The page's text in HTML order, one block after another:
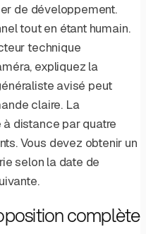
de développement.
tout en étant humain.
technique
expliquez la
avisé peut
claire. La
distance par quatre
Vous devez obtenir un
selon la date de
complète